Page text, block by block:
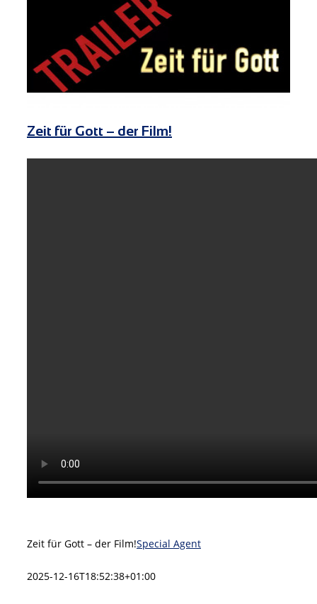
Zeit für Gott – der Film!
Zeit für Gott – der Film!Special Agent
2025-12-16T18:52:38+01:00